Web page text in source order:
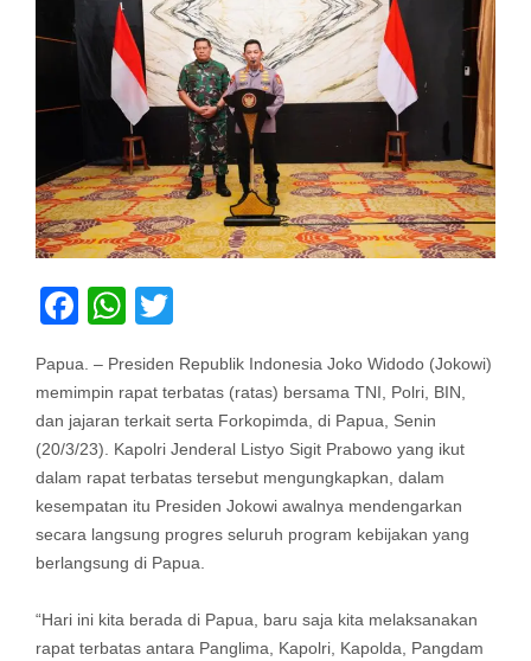
Facebook
WhatsApp
Twitter
Papua. – Presiden Republik Indonesia Joko Widodo (Jokowi)
memimpin rapat terbatas (ratas) bersama TNI, Polri, BIN,
dan jajaran terkait serta Forkopimda, di Papua, Senin
(20/3/23). Kapolri Jenderal Listyo Sigit Prabowo yang ikut
dalam rapat terbatas tersebut mengungkapkan, dalam
kesempatan itu Presiden Jokowi awalnya mendengarkan
secara langsung progres seluruh program kebijakan yang
berlangsung di Papua.
“Hari ini kita berada di Papua, baru saja kita melaksanakan
rapat terbatas antara Panglima, Kapolri, Kapolda, Pangdam